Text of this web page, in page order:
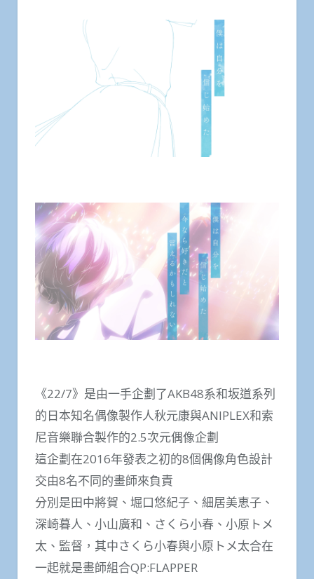
《22/7》是由一手企劃了AKB48系和坂道系列
的日本知名偶像製作人秋元康與ANIPLEX和索
尼音樂聯合製作的2.5次元偶像企劃
這企劃在2016年發表之初的8個偶像角色設計
交由8名不同的畫師來負責
分別是田中將賀、堀口悠紀子、細居美恵子、
深崎暮人、小山廣和、さくら小春、小原トメ
太、監督，其中さくら小春與小原トメ太合在
一起就是畫師組合QP:FLAPPER